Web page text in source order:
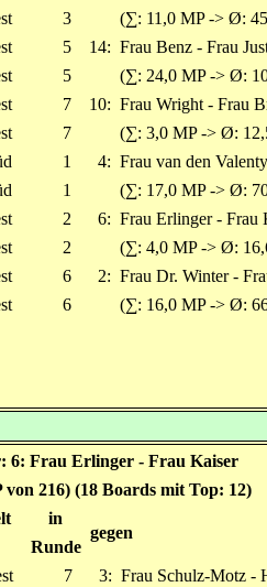
3
(∑: 11,0 MP -> Ø:
5 14: Frau Benz - Frau
5
(∑: 24,0 MP -> Ø:
7 10: Frau Wright - Frau
7
(∑: 3,0 MP -> Ø:
1 4: Frau van den
1
(∑: 17,0 MP -> Ø:
2 6: Frau Erlinger - Frau
2
(∑: 4,0 MP -> Ø:
6 2: Frau Dr. Winter -
6
(∑: 16,0 MP -> Ø:
6: Frau Erlinger - Frau Kaiser
216) (18 Boards mit Top: 12)
in
gegen
Runde
7 3: Frau Schulz-Motz -